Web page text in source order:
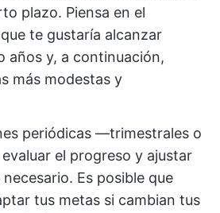
plazo. Piensa en el
te gustaría alcanzar
años y, a continuación,
más modestas y
periódicas —trimestrales o
el progreso y ajustar
Es posible que
tus metas si cambian tus